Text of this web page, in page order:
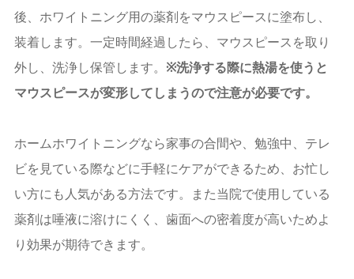
後、ホワイトニング用の薬剤をマウスピースに塗布し、
装着します。一定時間経過したら、マウスピースを取り
外し、洗浄し保管します。 ※洗浄する際に熱湯を使うと
マウスピースが変形してしまうので注意が必要です。
ホームホワイトニングなら家事の合間や、勉強中、テレ
ビを見ている際などに手軽にケアができるため、お忙し
い方にも人気がある方法です。また当院で使用している
薬剤は唾液に溶けにくく、歯面への密着度が高いためよ
り効果が期待できます。